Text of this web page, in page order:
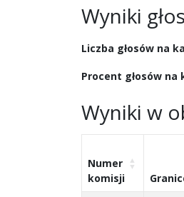
Wyniki
Liczba głosów na
Procent głosów na
Wyniki w
Numer
komisji